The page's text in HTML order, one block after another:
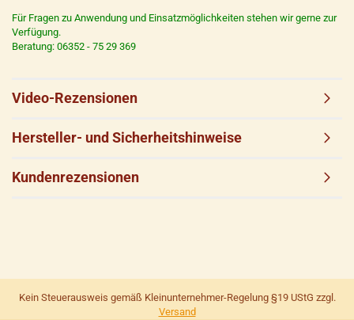
Für Fragen zu Anwendung und Einsatzmöglichkeiten stehen wir gerne zur
Verfügung.
Beratung: 06352 - 75 29 369
Video-Rezensionen
Hersteller- und Sicherheitshinweise
Kundenrezensionen
Kein Steuerausweis gemäß Kleinunternehmer-Regelung §19 UStG zzgl.
Versand